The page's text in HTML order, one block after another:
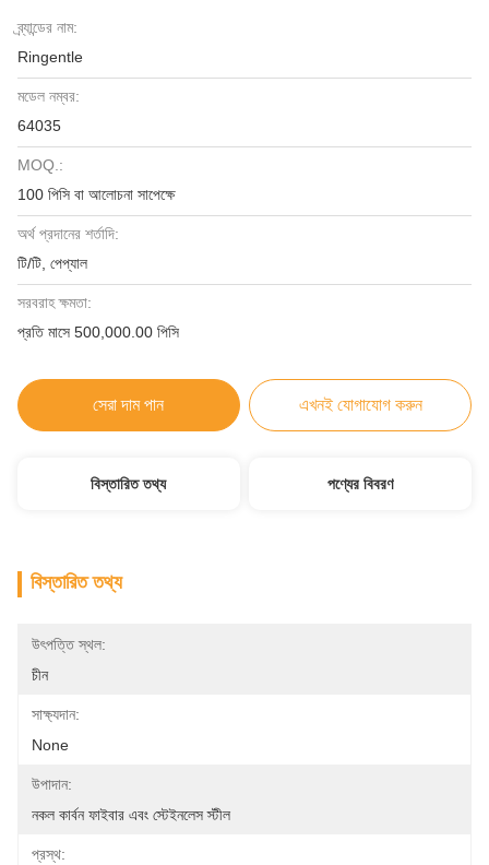
ব্র্যান্ডের নাম:
Ringentle
মডেল নম্বর:
64035
MOQ.:
100 পিসি বা আলোচনা সাপেক্ষে
অর্থ প্রদানের শর্তাদি:
টি/টি, পেপ্যাল
সরবরাহ ক্ষমতা:
প্রতি মাসে 500,000.00 পিসি
সেরা দাম পান এখনই যোগাযোগ করুন
বিস্তারিত তথ্য পণ্যের বিবরণ
বিস্তারিত তথ্য
উৎপত্তি স্থল:
চীন
সাক্ষ্যদান:
None
উপাদান:
নকল কার্বন ফাইবার এবং স্টেইনলেস স্টীল
প্রস্থ: